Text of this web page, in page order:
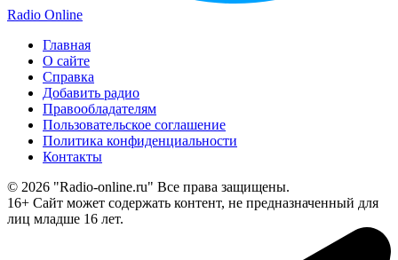
Radio Online
Главная
О сайте
Справка
Добавить радио
Правообладателям
Пользовательское соглашение
Политика конфиденциальности
Контакты
© 2026 "Radio-online.ru" Все права защищены.
16+ Сайт может содержать контент, не предназначенный для
лиц младше 16 лет.